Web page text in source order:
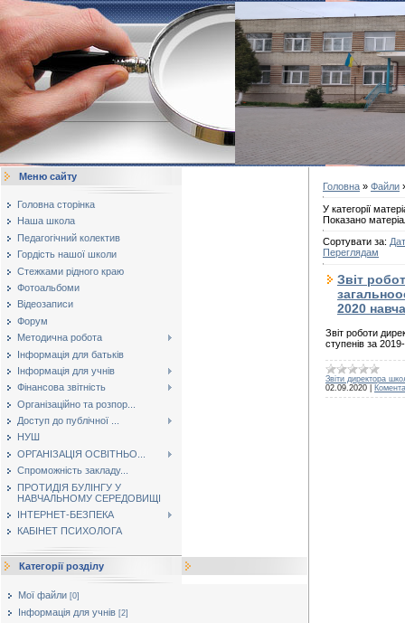
Меню сайту
Головна сторінка
Наша школа
Педагогічний колектив
Гордість нашої школи
Стежками рідного краю
Фотоальбоми
Відеозаписи
Форум
Методична робота
Інформація для батьків
Інформація для учнів
Фінансова звітність
Організаційно та розпор...
Доступ до публічної ...
НУШ
ОРГАНІЗАЦІЯ ОСВІТНЬО...
Спроможність закладу...
ПРОТИДІЯ БУЛІНГУ У
НАВЧАЛЬНОМУ СЕРЕДОВИЩІ
ІНТЕРНЕТ-БЕЗПЕКА
КАБІНЕТ ПСИХОЛОГА
Категорії розділу
Мої файли [0]
Інформація для учнів [2]
Головна » Файли
У категорії
Показано
Сортувати за:
Переглядам
Звіт
2020
Звіт роботи
ступенів за
Звіти директора
02.09.2020